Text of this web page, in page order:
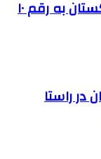
افزایش حجم تجارت بین ایران و پاکستان به رقم ۱۰
در راستا